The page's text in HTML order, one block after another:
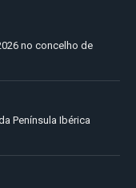
no concelho de
Península Ibérica